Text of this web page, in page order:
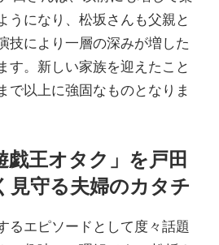
うになり、松坂さんも父親と
技により一層の深みが増した
す。新しい家族を迎えたこと
で以上に強固なものとなりま
戯王オタク」を戸田
見守る夫婦のカタチ
るエピソードとして度々話題